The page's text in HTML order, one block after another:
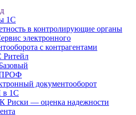
1С
в контролирующие органы
электронного
с контрагентами
документооборот
в 1С
Риски — оценка надежности